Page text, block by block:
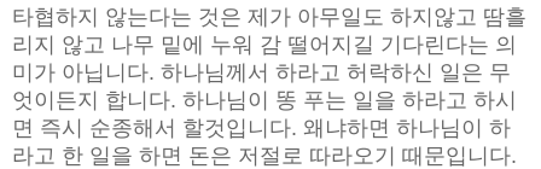
타협하지 않는다는 것은 제가 아무일도 하지않고 땀흘
리지 않고 나무 밑에 누워 감 떨어지길 기다린다는 의
미가 아닙니다. 하나님께서 하라고 허락하신 일은 무
엇이든지 합니다. 하나님이 똥 푸는 일을 하라고 하시
면 즉시 순종해서 할것입니다. 왜냐하면 하나님이 하
라고 한 일을 하면 돈은 저절로 따라오기 때문입니다.